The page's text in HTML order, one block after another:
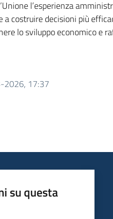
l’esperienza
costruire decisioni più
lo sviluppo economico e
17:37
su questa